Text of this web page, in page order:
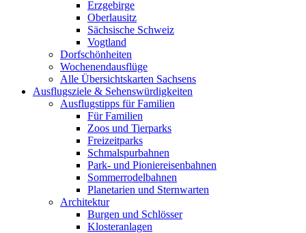
Erzgebirge
Oberlausitz
Sächsische Schweiz
Vogtland
Dorfschönheiten
Wochenendausflüge
Alle Übersichtskarten Sachsens
Ausflugsziele & Sehenswürdigkeiten
Ausflugstipps für Familien
Für Familien
Zoos und Tierparks
Freizeitparks
Schmalspurbahnen
Park- und Pioniereisenbahnen
Sommerrodelbahnen
Planetarien und Sternwarten
Architektur
Burgen und Schlösser
Klosteranlagen